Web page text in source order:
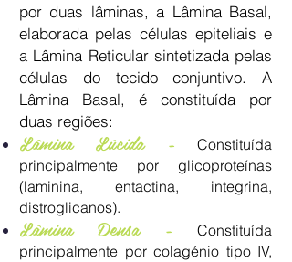
por duas lâminas, a Lâmina Basal,
elaborada pelas células epiteliais e
a Lâmina Reticular sintetizada pelas
células do tecido conjuntivo. A
Lâmina Basal, é constituída por
duas regiões:
Lâmina Lúcida -
Constituída
principalmente por glicoproteínas
(laminina, entactina, integrina,
distroglicanos).
Lâmina Densa -
Constituída
principalmente por colagénio tipo IV,